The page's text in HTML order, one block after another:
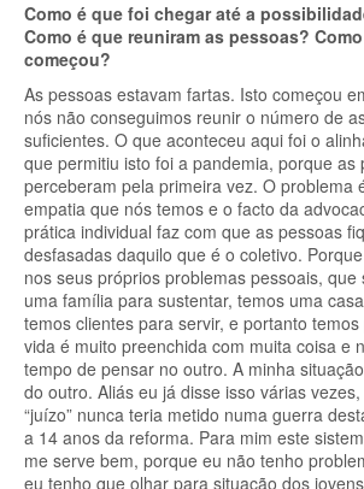
Como é que foi chegar até a
Como é que reuniram as pessoas?
começou?
As pessoas estavam fartas. Isto começou
nós não conseguimos reunir o número de
suficientes. O que aconteceu aqui foi o
que permitiu isto foi a pandemia, porque as
perceberam pela primeira vez. O problema
empatia que nós temos e o facto da
prática individual faz com que as pessoas
desfasadas daquilo que é o coletivo.
nos seus próprios problemas pessoais,
uma família para sustentar, temos uma
temos clientes para servir, e portanto
vida é muito preenchida com muita coisa e
tempo de pensar no outro. A minha
do outro. Aliás eu já disse isso várias
“juízo” nunca teria metido numa guerra
a 14 anos da reforma. Para mim este
me serve bem, porque eu não tenho
eu tenho que olhar para situação dos